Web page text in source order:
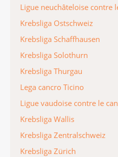
Ligue neuchâteloise contre
Krebsliga Ostschweiz
Krebsliga Schaffhausen
Krebsliga Solothurn
Krebsliga Thurgau
Lega cancro Ticino
Ligue vaudoise contre le
Krebsliga Wallis
Krebsliga Zentralschweiz
Krebsliga Zürich